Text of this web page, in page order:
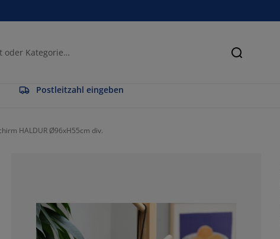
Suchen
Postleitzahl eingeben
HALDUR Ø96xH55cm div.